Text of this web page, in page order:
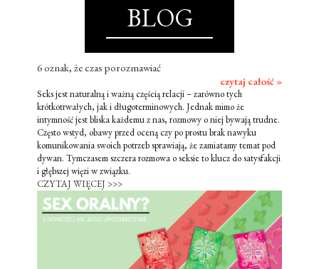
BLOG
6 oznak, że czas porozmawiać
czytaj całość »
Seks jest naturalną i ważną częścią relacji – zarówno tych
krótkotrwałych, jak i długoterminowych. Jednak mimo że
intymność jest bliska każdemu z nas, rozmowy o niej bywają trudne.
Często wstyd, obawy przed oceną czy po prostu brak nawyku
komunikowania swoich potrzeb sprawiają, że zamiatamy temat pod
dywan. Tymczasem szczera rozmowa o seksie to klucz do satysfakcji
i głębszej więzi w związku.
CZYTAJ WIĘCEJ >>>